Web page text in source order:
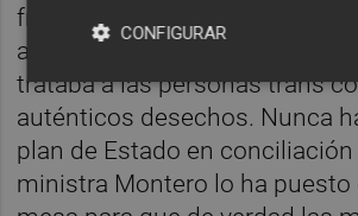
franquismo, con tanta gente
aquella Ley de Vagos y
trataba a las personas trans
auténticos desechos. Nunca
plan de Estado en
ministra Montero lo ha puesto
CONFIGURAR